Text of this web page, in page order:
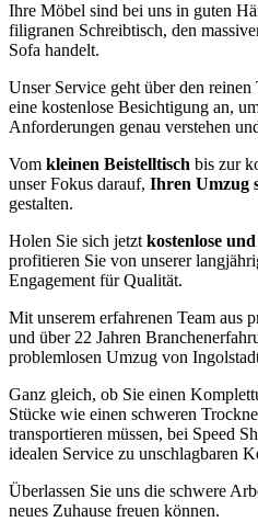
Ihre Möbel sind bei uns in guten
filigranen Schreibtisch, den
Sofa handelt.
Unser Service geht über den
eine kostenlose Besichtigung an,
Anforderungen genau verstehen
Vom kleinen Beistelltisch bis zur
unser Fokus darauf, Ihren Umzug
gestalten.
Holen Sie sich jetzt kostenlose
profitieren Sie von unserer
Engagement für Qualität.
Mit unserem erfahrenen Team aus
und über 22 Jahren
problemlosen Umzug von
Ganz gleich, ob Sie einen
Stücke wie einen schweren
transportieren müssen, bei Speed
idealen Service zu unschlagbaren
Überlassen Sie uns die schwere
neues Zuhause freuen können.